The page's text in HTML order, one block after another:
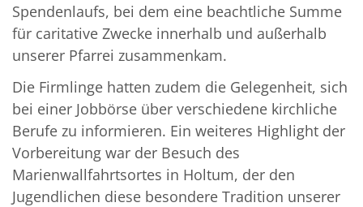
Spendenlaufs, bei dem eine beachtliche Summe
für caritative Zwecke innerhalb und außerhalb
unserer Pfarrei zusammenkam.
Die Firmlinge hatten zudem die Gelegenheit, sich
bei einer Jobbörse über verschiedene kirchliche
Berufe zu informieren. Ein weiteres Highlight der
Vorbereitung war der Besuch des
Marienwallfahrtsortes in Holtum, der den
Jugendlichen diese besondere Tradition unserer